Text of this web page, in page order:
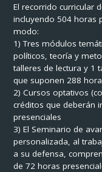
El recorrido curricular
incluyendo 504 horas
modo:
1) Tres módulos
políticos, teoría y
talleres de lectura y 1
que suponen 288
2) Cursos optativos
créditos que deberán
presenciales
3) El Seminario de
personalizada, al
a su defensa,
de 72 horas